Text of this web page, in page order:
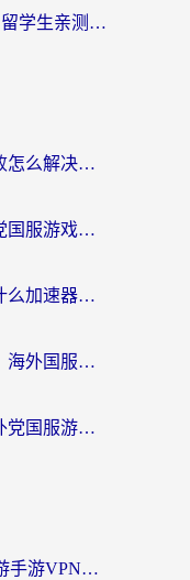
央视影音VIP海外可以看吗？留学生亲测有效的回国加速器选择指南
女神星球海外服务器链接失败怎么解决？海外党国服游戏加速避坑指南
日本怎么玩君临传奇？海外党国服游戏加速避坑指南（附菲律宾欧洲玩家实测）
海外党必看：打穿越火线用什么加速器？解决延迟卡顿，还能玩奇妙拼图世界和第五人格
波兰怎么玩无悔华夏不卡顿？海外国服游戏加速器终极指南（附征途2萤火突击解决方案）
英国怎么玩叫我大掌柜？海外党国服游戏加速避坑指南（附实测推荐）
ChickCN VPN好用吗？和奇游手游VPN对比哪个回国效果更好？海外党亲测实用指南